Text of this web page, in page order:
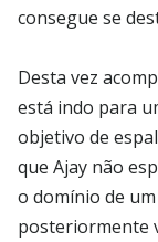
consegue se
Desta vez
está indo para
objetivo de
que Ajay não
o domínio de
posteriormente